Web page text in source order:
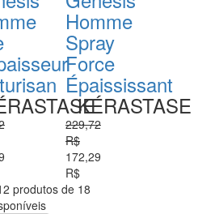
Homme
Spray
Force
Épaississant
KÉRASTASE
229,72
R$
172,29
R$
produtos de 18